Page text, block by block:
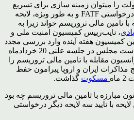
را میتوان زمینه سازی برای تسریع
در تصویب سه لایحه دیگر درخواستی FATF و به طور ویژه، لایحه
با تامین مالی تروریسم خواند زیرا به
، نایب‌رییس کمیسیون امنیت ملی و
هفته آینده وارد بررسی مجدد
این لایحه می‌شود. گفتنی است مجلس در جلسه علنی 20 خردادماه
مقابله با تامین مالی تروریسم را
ایران و اروپا پیرامون حفظ
مسکوت گذاشت.
مبارزه با تامین مالی تروریسم چه بود
لایحه با تایید سه لایحه دیگر درخواستی